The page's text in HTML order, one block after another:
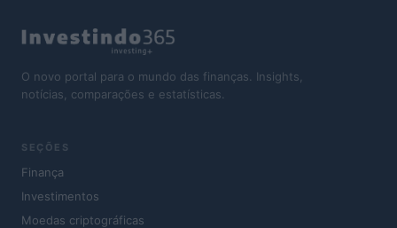
O novo portal para o mundo das finanças. Insights,
notícias, comparações e estatísticas.
SEÇÕES
Finança
Investimentos
Moedas criptográficas